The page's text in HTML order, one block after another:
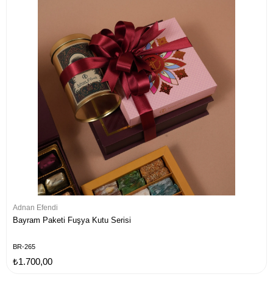
Adnan Efendi
Bayram Paketi Fuşya Kutu Serisi
BR-265
₺1.700,00